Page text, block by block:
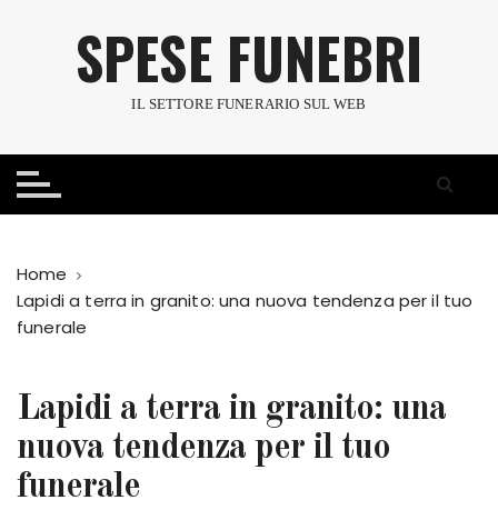
a
SPESE FUNEBRI
IL SETTORE FUNERARIO SUL WEB
Home
Lapidi a terra in granito: una nuova tendenza per il tuo
funerale
Lapidi a terra in granito: una
nuova tendenza per il tuo
funerale